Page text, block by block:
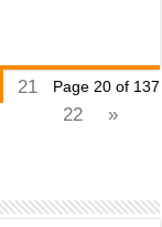
Page 20 of 137
21
22
»